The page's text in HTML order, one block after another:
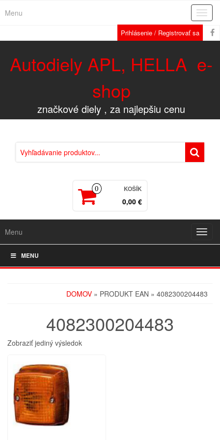
Menu
Prihlásenie / Registrovať sa
Autodiely APL, HELLA e-
shop
značkové diely , za najlepšiu cenu
0 KOŠÍK
0,00 €
Menu
MENU
DOMOV » PRODUKT EAN » 4082300204483
4082300204483
Zobraziť jediný výsledok